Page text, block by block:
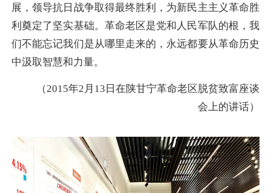
展，领导抗日战争取得最终胜利，为新民主主义革命胜
利奠定了坚实基础。革命老区是党和人民军队的根，我
们不能忘记我们是从哪里走来的，永远都要从革命历史
中汲取智慧和力量。
（2015年2月13日在陕甘宁革命老区脱贫致富座谈
会上的讲话）